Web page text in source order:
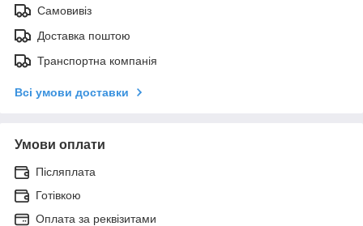
Самовивіз
Доставка поштою
Транспортна компанія
Всі умови доставки
Умови оплати
Післяплата
Готівкою
Оплата за реквізитами